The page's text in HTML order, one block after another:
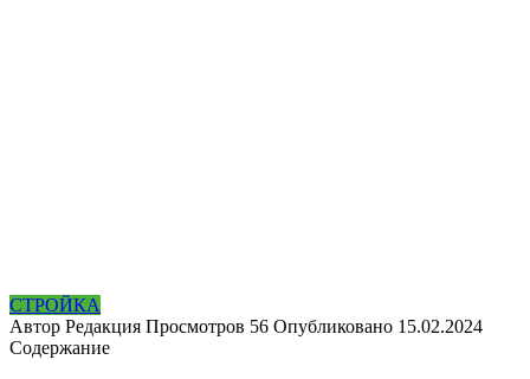
СТРОЙКА
Автор Редакция Просмотров 56 Опубликовано 15.02.2024
Содержание